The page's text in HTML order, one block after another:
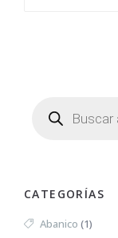
CATEGORÍAS
Abanico (1)